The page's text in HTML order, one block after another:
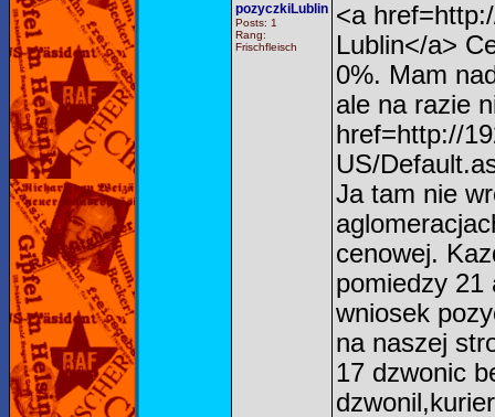
pozyczkiLublin
Posts: 1
Rang:
Frischfleisch
<a
Lublin</a>
0%. Mam
ale na razie
href=http://
US/
Ja tam nie
cenowej.
pomiedzy 21
wniosek
na naszej
17 dzwonic